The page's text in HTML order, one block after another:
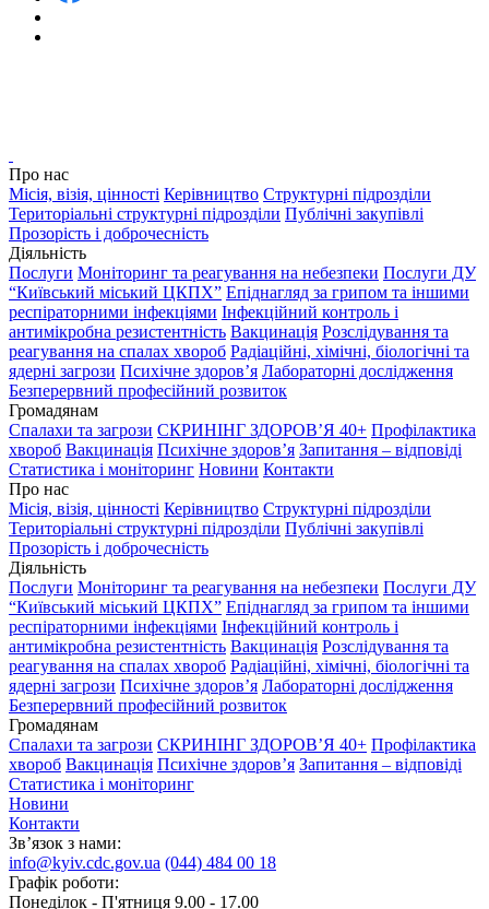
Про нас
Місія, візія, цінності Керівництво Структурні підрозділи
Територіальні структурні підрозділи Публічні закупівлі
Прозорість і доброчесність
Діяльність
Послуги Моніторинг та реагування на небезпеки Послуги ДУ
“Київський міський ЦКПХ” Епіднагляд за грипом та іншими
респіраторними інфекціями Інфекційний контроль і
антимікробна резистентність Вакцинація Розслідування та
реагування на спалах хвороб Радіаційні, хімічні, біологічні та
ядерні загрози Психічне здоров’я Лабораторні дослідження
Безперервний професійний розвиток
Громадянам
Спалахи та загрози СКРИНІНГ ЗДОРОВʼЯ 40+ Профілактика
хвороб Вакцинація Психічне здоров’я Запитання – відповіді
Статистика і моніторинг Новини Контакти
Про нас
Місія, візія, цінності Керівництво Структурні підрозділи
Територіальні структурні підрозділи Публічні закупівлі
Прозорість і доброчесність
Діяльність
Послуги Моніторинг та реагування на небезпеки Послуги ДУ
“Київський міський ЦКПХ” Епіднагляд за грипом та іншими
респіраторними інфекціями Інфекційний контроль і
антимікробна резистентність Вакцинація Розслідування та
реагування на спалах хвороб Радіаційні, хімічні, біологічні та
ядерні загрози Психічне здоров’я Лабораторні дослідження
Безперервний професійний розвиток
Громадянам
Спалахи та загрози СКРИНІНГ ЗДОРОВʼЯ 40+ Профілактика
хвороб Вакцинація Психічне здоров’я Запитання – відповіді
Статистика і моніторинг
Новини
Контакти
Зв’язок з нами:
info@kyiv.cdc.gov.ua (044) 484 00 18
Графік роботи:
Понеділок - П'ятниця 9.00 - 17.00